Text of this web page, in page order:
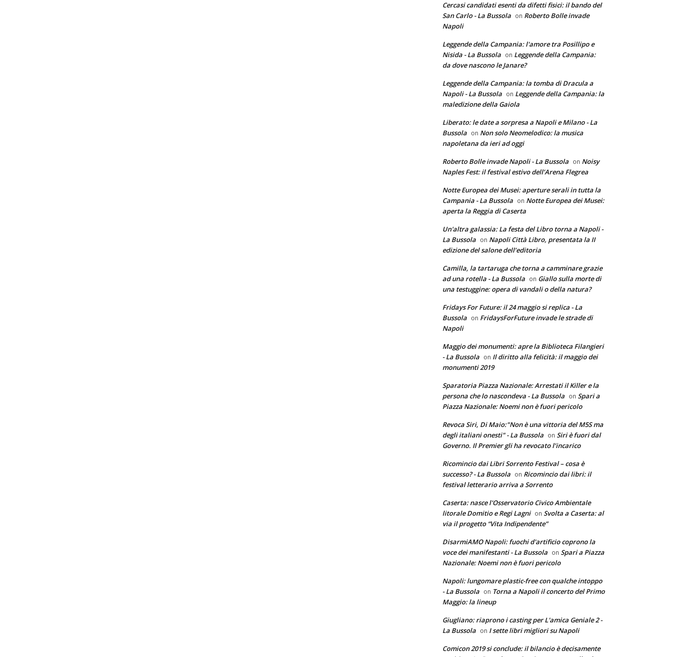
Cercasi candidati esenti da difetti fisici: il bando del
San Carlo - La Bussola on Roberto Bolle invade
Napoli
Leggende della Campania: l'amore tra Posillipo e
Nisida - La Bussola on Leggende della Campania:
da dove nascono le Janare?
Leggende della Campania: la tomba di Dracula a
Napoli - La Bussola on Leggende della Campania: la
maledizione della Gaiola
Liberato: le date a sorpresa a Napoli e Milano - La
Bussola on Non solo Neomelodico: la musica
napoletana da ieri ad oggi
Roberto Bolle invade Napoli - La Bussola on Noisy
Naples Fest: il festival estivo dell’Arena Flegrea
Notte Europea dei Musei: aperture serali in tutta la
Campania - La Bussola on Notte Europea dei Musei:
aperta la Reggia di Caserta
Un'altra galassia: La festa del Libro torna a Napoli -
La Bussola on Napoli Città Libro, presentata la II
edizione del salone dell’editoria
Camilla, la tartaruga che torna a camminare grazie
ad una rotella - La Bussola on Giallo sulla morte di
una testuggine: opera di vandali o della natura?
Fridays For Future: il 24 maggio si replica - La
Bussola on FridaysForFuture invade le strade di
Napoli
Maggio dei monumenti: apre la Biblioteca Filangieri
- La Bussola on Il diritto alla felicità: il maggio dei
monumenti 2019
Sparatoria Piazza Nazionale: Arrestati il Killer e la
persona che lo nascondeva - La Bussola on Spari a
Piazza Nazionale: Noemi non è fuori pericolo
Revoca Siri, Di Maio:"Non è una vittoria del M5S ma
degli italiani onesti" - La Bussola on Siri è fuori dal
Governo. Il Premier gli ha revocato l’incarico
Ricomincio dai Libri Sorrento Festival – cosa è
successo? - La Bussola on Ricomincio dai libri: il
festival letterario arriva a Sorrento
Caserta: nasce l'Osservatorio Civico Ambientale
litorale Domitio e Regi Lagni on Svolta a Caserta: al
via il progetto “Vita Indipendente”
DisarmiAMO Napoli: fuochi d'artificio coprono la
voce dei manifestanti - La Bussola on Spari a Piazza
Nazionale: Noemi non è fuori pericolo
Napoli: lungomare plastic-free con qualche intoppo
- La Bussola on Torna a Napoli il concerto del Primo
Maggio: la lineup
Giugliano: riaprono i casting per L'amica Geniale 2 -
La Bussola on I sette libri migliori su Napoli
Comicon 2019 si conclude: il bilancio è decisamente